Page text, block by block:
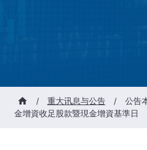
/ 重大讯息与公告 /
公告
金增資收足股款暨現金增資基準日